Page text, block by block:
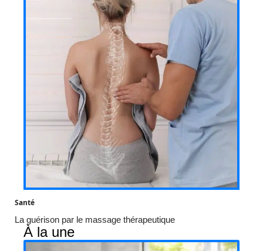
Santé
La guérison par le massage thérapeutique
À la une